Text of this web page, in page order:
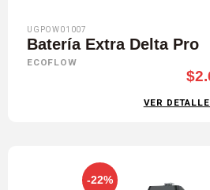
UGPOW01007
Batería Extra Delta Pro
ECOFLOW
VER
-22%